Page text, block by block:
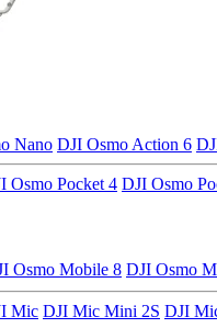
Nano DJI Osmo Action 6
Osmo Pocket 4 DJI Osmo
Osmo Mobile 8 DJI Osmo
Mic DJI Mic Mini 2S DJI